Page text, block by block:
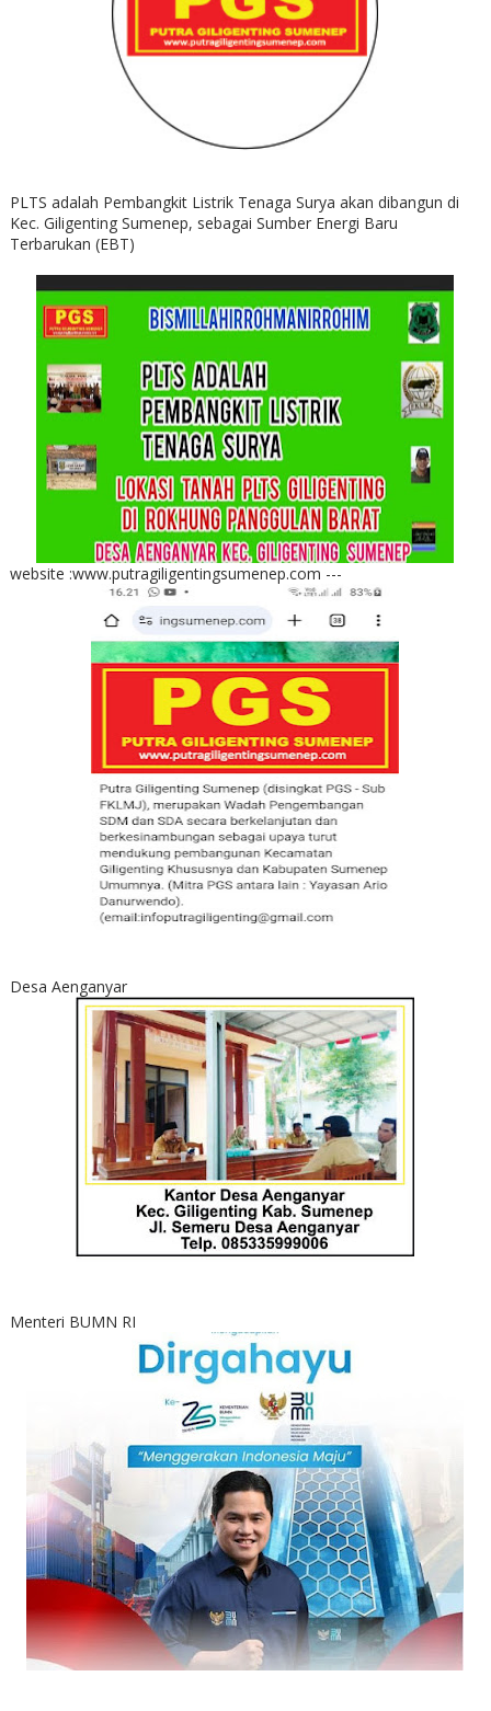
PLTS adalah Pembangkit Listrik Tenaga Surya akan dibangun di
Kec. Giligenting Sumenep, sebagai Sumber Energi Baru
Terbarukan (EBT)
website :www.putragiligentingsumenep.com ---
Desa Aenganyar
Menteri BUMN RI